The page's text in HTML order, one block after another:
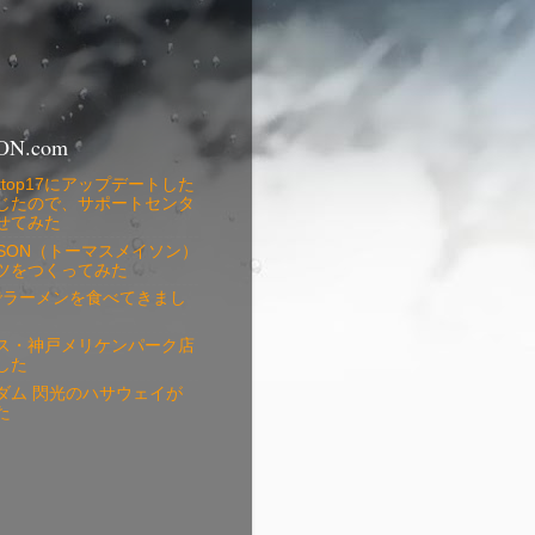
にアップデートした
たので、サポートセンタ
てみた
（トーマスメイソン）
をつくってみた
ーメンを食べてきまし
・神戸メリケンパーク店
た
ム 閃光のハサウェイが